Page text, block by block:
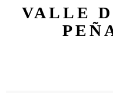
Pasar
VALLE